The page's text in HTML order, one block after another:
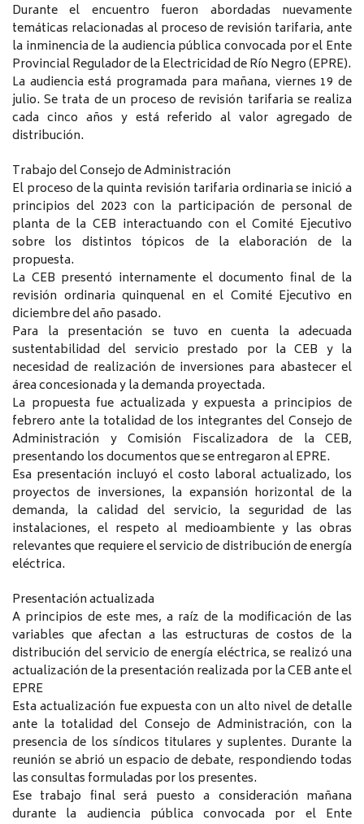
Durante el encuentro fueron abordadas nuevamente
temáticas relacionadas al proceso de revisión tarifaria, ante
la inminencia de la audiencia pública convocada por el Ente
Provincial Regulador de la Electricidad de Río Negro (EPRE).
La audiencia está programada para mañana, viernes 19 de
julio. Se trata de un proceso de revisión tarifaria se realiza
cada cinco años y está referido al valor agregado de
distribución.
Trabajo del Consejo de Administración
El proceso de la quinta revisión tarifaria ordinaria se inició a
principios del 2023 con la participación de personal de
planta de la CEB interactuando con el Comité Ejecutivo
sobre los distintos tópicos de la elaboración de la
propuesta.
La CEB presentó internamente el documento final de la
revisión ordinaria quinquenal en el Comité Ejecutivo en
diciembre del año pasado.
Para la presentación se tuvo en cuenta la adecuada
sustentabilidad del servicio prestado por la CEB y la
necesidad de realización de inversiones para abastecer el
área concesionada y la demanda proyectada.
La propuesta fue actualizada y expuesta a principios de
febrero ante la totalidad de los integrantes del Consejo de
Administración y Comisión Fiscalizadora de la CEB,
presentando los documentos que se entregaron al EPRE.
Esa presentación incluyó el costo laboral actualizado, los
proyectos de inversiones, la expansión horizontal de la
demanda, la calidad del servicio, la seguridad de las
instalaciones, el respeto al medioambiente y las obras
relevantes que requiere el servicio de distribución de energía
eléctrica.
Presentación actualizada
A principios de este mes, a raíz de la modificación de las
variables que afectan a las estructuras de costos de la
distribución del servicio de energía eléctrica, se realizó una
actualización de la presentación realizada por la CEB ante el
EPRE
Esta actualización fue expuesta con un alto nivel de detalle
ante la totalidad del Consejo de Administración, con la
presencia de los síndicos titulares y suplentes. Durante la
reunión se abrió un espacio de debate, respondiendo todas
las consultas formuladas por los presentes.
Ese trabajo final será puesto a consideración mañana
durante la audiencia pública convocada por el Ente